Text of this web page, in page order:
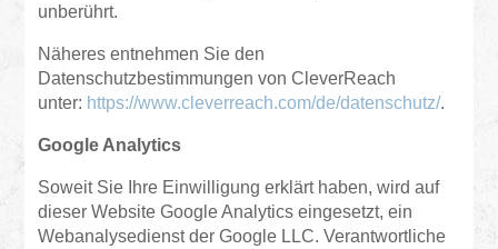
unberührt.
Näheres entnehmen Sie den
Datenschutzbestimmungen von CleverReach
unter: https://www.cleverreach.com/de/datenschutz/.
Google Analytics
Soweit Sie Ihre Einwilligung erklärt haben, wird auf
dieser Website Google Analytics eingesetzt, ein
Webanalysedienst der Google LLC. Verantwortliche